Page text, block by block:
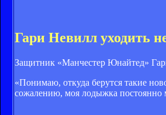
Гари Невилл уходить
Защитник «Манчестер Юнайтед»
«Понимаю, откуда берутся такие
сожалению, моя лодыжка постоянно